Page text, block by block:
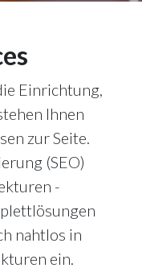
Einrichtung,
Ihnen
zur Seite.
(SEO)
-
nahtlos in
ein.